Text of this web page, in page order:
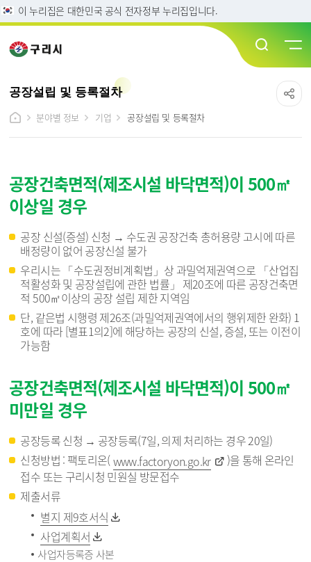
이 누리집은 대한민국 공식 전자정부 누리집입니다.
공장설립 및 등록절차
분야별 정보
기업 공장설립 및 등록절차
공장건축면적(제조시설 바닥면적)이 500㎡
이상일 경우
공장 신설(증설) 신청 → 수도권 공장건축 총허용량 고시에 따른
배정량이 없어 공장신설 불가
우리시는 「수도권정비계획법」상 과밀억제권역으로 「산업집
적활성화 및 공장설립에 관한 법률」 제20조에 따른 공장건축면
적 500㎡이상의 공장 설립 제한 지역임
단, 같은법 시행령 제26조(과밀억제권역에서의 행위제한 완화) 1
호에 따라 [별표1의2]에 해당하는 공장의 신설, 증설, 또는 이전이
가능함
공장건축면적(제조시설 바닥면적)이 500㎡
미만일 경우
공장등록 신청 → 공장등록(7일, 의제 처리하는 경우 20일)
신청방법 : 팩토리온(www.factoryon.go.kr
)을 통해 온라인
접수 또는 구리시청 민원실 방문접수
제출서류
별지 제9호서식
사업계획서
사업자등록증 사본